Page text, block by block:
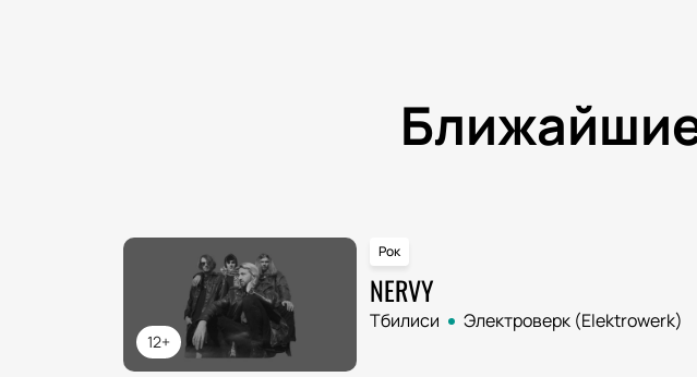
12+
Рок
NERVY
Тбилиси Электроверк (Elektrowerk)